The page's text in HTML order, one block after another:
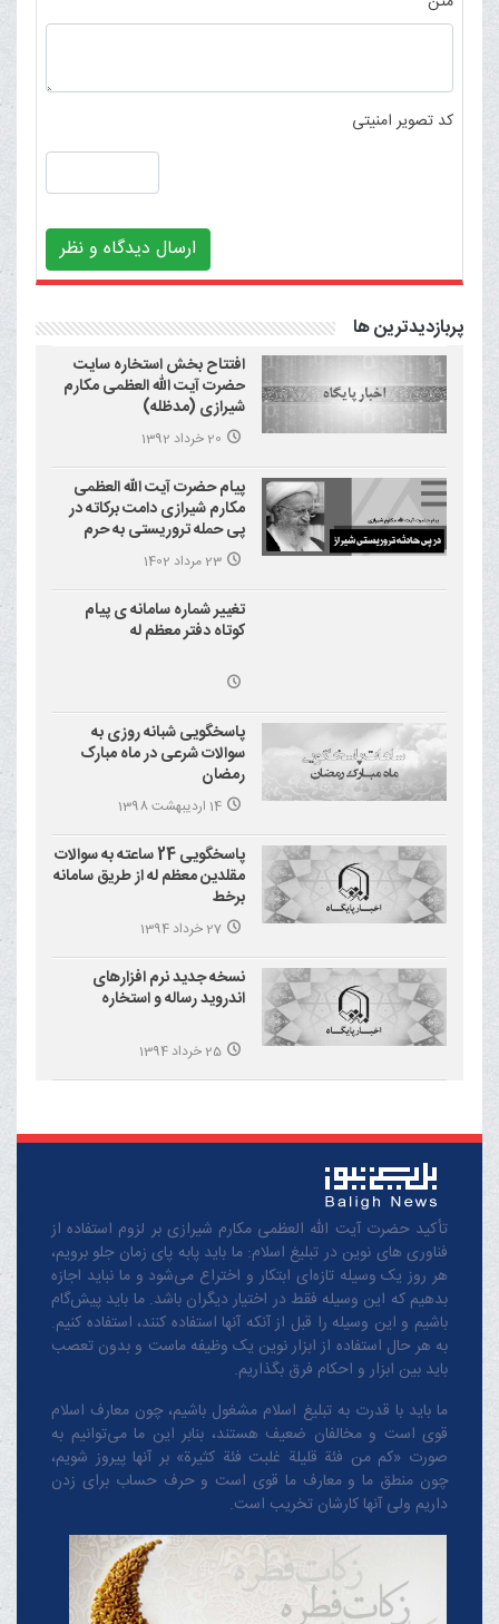
کد تصویر امنیتی
ارسال دیدگاه و نظر
پربازدیدترین ها
افتتاح بخش استخاره سایت
حضرت آیت الله العظمی مکارم
شیرازی (مدظله)
20 خرداد 1392
پیام حضرت آیت الله العظمی
مکارم شیرازی دامت برکاته در
پی حمله تروریستی به حرم
احمد بن موسی علیه السلام
(شاهچراغ)
23 مرداد 1402
تغییر شماره سامانه ی پیام
کوتاه دفتر معظم له
پاسخگویی شبانه روزی به
سوالات شرعی در ماه مبارک
رمضان
14 اردیبهشت 1398
پاسخگویی 24 ساعته به سوالات
مقلدین معظم له از طریق سامانه
برخط
27 خرداد 1394
نسخه جدید نرم افزارهای
اندروید رساله و استخاره
25 خرداد 1394
تأکید حضرت آیت الله العظمی مکارم شیرازی بر لزوم استفاده از
فناوری های نوین در تبلیغ اسلام: ما باید پابه پای زمان جلو برویم،
هر روز یک وسیله تازه‌ای ابتکار و اختراع می‌شود و ما نباید اجازه
بدهیم که این وسیله فقط در اختیار دیگران باشد. ما باید پیش‌گام
باشیم و این وسیله را قبل از آنکه آنها استفاده کنند، استفاده کنیم.
به هر حال استفاده از ابزار نوین یک وظیفه ماست و بدون تعصب
باید بین ابزار و احکام فرق بگذاریم.
ما باید با قدرت به تبلیغ اسلام مشغول باشیم، چون معارف اسلام
قوی است و مخالفان ضعیف هستند، بنابر این ما می‌توانیم به
صورت «کم من فئة قلیلة غلبت فئة کثیرة» بر آنها پیروز شویم،
چون منطق‌ ما و معارف ‌ما قوی است و حرف حساب برای زدن
داریم ولی آنها کارشان تخریب است.